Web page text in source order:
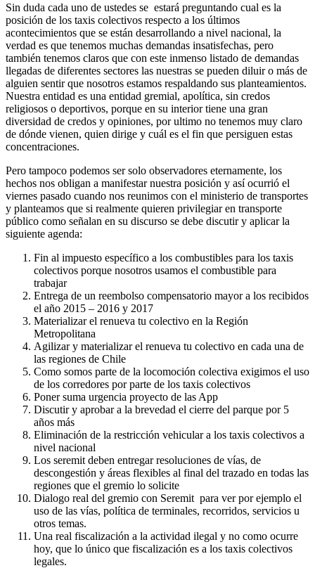
Sin duda cada uno de ustedes se estará preguntando cual es la
posición de los taxis colectivos respecto a los últimos
acontecimientos que se están desarrollando a nivel nacional, la
verdad es que tenemos muchas demandas insatisfechas, pero
también tenemos claros que con este inmenso listado de demandas
llegadas de diferentes sectores las nuestras se pueden diluir o más de
alguien sentir que nosotros estamos respaldando sus planteamientos.
Nuestra entidad es una entidad gremial, apolítica, sin credos
religiosos o deportivos, porque en su interior tiene una gran
diversidad de credos y opiniones, por ultimo no tenemos muy claro
de dónde vienen, quien dirige y cuál es el fin que persiguen estas
concentraciones.
Pero tampoco podemos ser solo observadores eternamente, los
hechos nos obligan a manifestar nuestra posición y así ocurrió el
viernes pasado cuando nos reunimos con el ministerio de transportes
y planteamos que si realmente quieren privilegiar en transporte
público como señalan en su discurso se debe discutir y aplicar la
siguiente agenda:
Fin al impuesto específico a los combustibles para los taxis
colectivos porque nosotros usamos el combustible para
trabajar
Entrega de un reembolso compensatorio mayor a los recibidos
el año 2015 – 2016 y 2017
Materializar el renueva tu colectivo en la Región
Metropolitana
Agilizar y materializar el renueva tu colectivo en cada una de
las regiones de Chile
Como somos parte de la locomoción colectiva exigimos el uso
de los corredores por parte de los taxis colectivos
Poner suma urgencia proyecto de las App
Discutir y aprobar a la brevedad el cierre del parque por 5
años más
Eliminación de la restricción vehicular a los taxis colectivos a
nivel nacional
Los seremit deben entregar resoluciones de vías, de
descongestión y áreas flexibles al final del trazado en todas las
regiones que el gremio lo solicite
Dialogo real del gremio con Seremit para ver por ejemplo el
uso de las vías, política de terminales, recorridos, servicios u
otros temas.
Una real fiscalización a la actividad ilegal y no como ocurre
hoy, que lo único que fiscalización es a los taxis colectivos
legales.